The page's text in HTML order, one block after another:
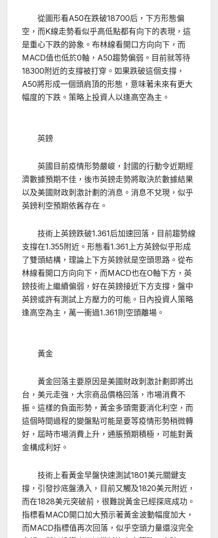
從圖形看A50在跌破18700后，下方形態偏
空，而K線走勢看似乎高低點都有向下的表現，這
是重心下跌的跡象。布林線看開口方向向下，而
MACD值也低於0軸，A50趨勢偏弱。目前就等待
18300附近的支撐被打穿。如果跌破這個支撐，
A50將形成一個頭肩頂的形態，意味著未來有更大
幅度的下跌。策略上投資人以逢高空為主。
英鎊
英國目前疫情形勢嚴峻，封國的行動令近期經
濟數據預期不佳，後市英鎊走勢將取決於數據結果
以及美國財政刺激計劃的消息。消息不兌現，似乎
英鎊利空預期依舊存在。
技術上英鎊跌破1.361后加速回落，目前趨勢線
支撐在1.355附近。形態看1.361上方英鎊似乎形成
了雙頭結構，理論上下方英鎊就是空頭思路。從布
林線看開口方向向下，而MACD也在O軸下方，英
鎊技術上繼續偏弱，好在英鎊接近下方支撐，盤中
英鎊或許有測試上方壓力的可能。日內投資人策略
逢高空為主，萬一衝過1.361則空頭離場。
黃金
黃金回落主要原因是美國財政刺激計劃即將出
台，美元走強，大宗商品價格回落，市場消費不
振。這樣的負面形勢，黃金多頭需要消化利空，而
這個時間過程的變盤點可能是要等疫情形勢稍微轉
好，屆時市場消費上升，通脹預期積極，可能對黃
金構成利好。
技術上看黃金早盤快速測試1801美元關鍵支
撐，引發抄底盤湧入，目前又觸及1820美元附近，
而在1828美元突破前，很難說黃金已經探底成功。
指標看MACD開口加大預示著黃金波動幅度加大，
而MACD指標值再次回落，似乎空頭力量還沒完全